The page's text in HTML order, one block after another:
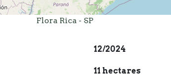
Flora Rica - SP
12/2024
11 hectares